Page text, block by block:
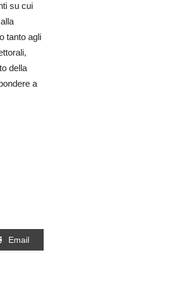
su cui
tanto agli
della
a
Email